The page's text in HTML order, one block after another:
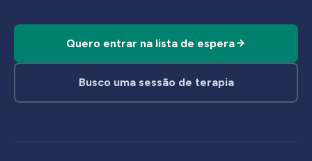
Quero entrar na lista de espera
Busco uma sessão de terapia